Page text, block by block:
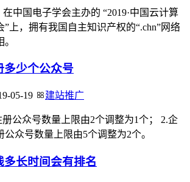
在中国电子学会主办的 “2019·中国云计算
”上，拥有我国自主知识产权的“.chn”网络
多少个公众号
05-19 建站推广
册公众号数量上限由2个调整为1个； 2.企
公众号数量上限由5个调整为2个。
多长时间会有排名